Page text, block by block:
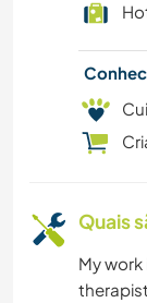
Quais
My